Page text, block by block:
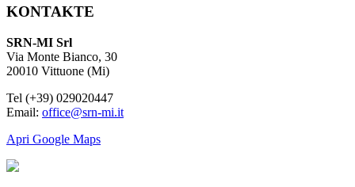
KONTAKTE
SRN-MI Srl
Via Monte Bianco, 30
20010 Vittuone (Mi)
Tel (+39) 029020447
Email: office@srn-mi.it
Apri Google Maps